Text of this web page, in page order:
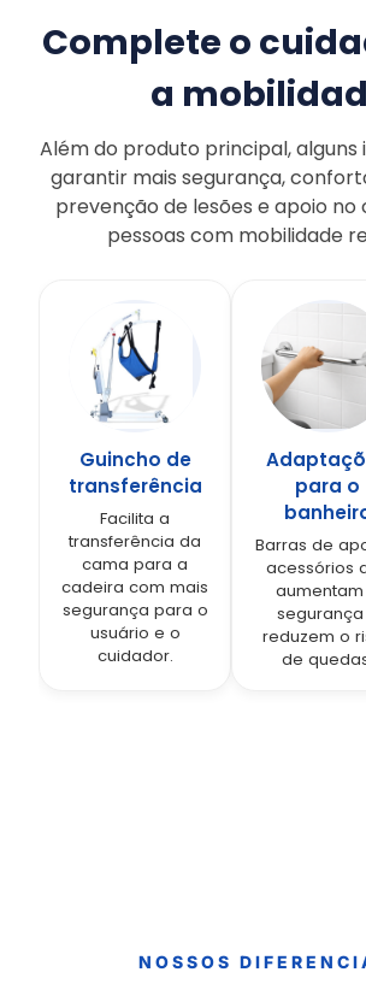
Complete o
a
Além do produto principal, alguns
garantir mais segurança,
prevenção de lesões e apoio no
pessoas com mobilidade
Guincho de
transferência
Facilita a
transferência da
cama para a
cadeira com mais
segurança para o
usuário e o
cuidador.
para o
Barras de
acessórios
reduzem o
de
NOSSOS